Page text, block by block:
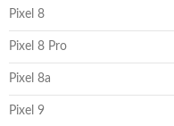
Pixel 8
Pixel 8 Pro
Pixel 8a
Pixel 9